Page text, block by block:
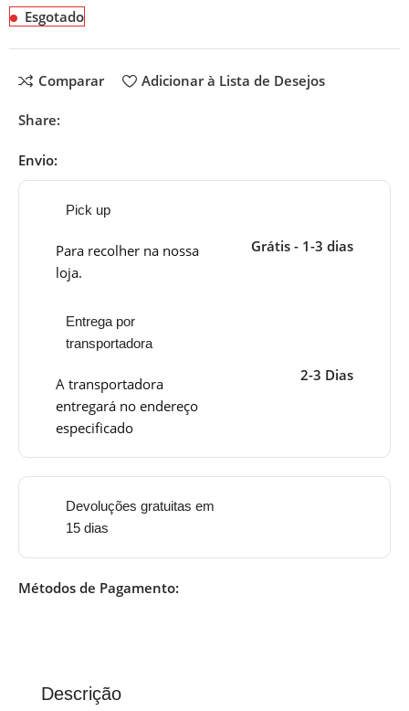
Esgotado
Comparar Adicionar à Lista de Desejos
Share:
Envio:
Pick up
Para recolher na nossa
loja.
Grátis - 1-3 dias
Entrega por
transportadora
A transportadora
entregará no endereço
especificado
2-3 Dias
Devoluções gratuitas em
15 dias
Métodos de Pagamento:
Descrição